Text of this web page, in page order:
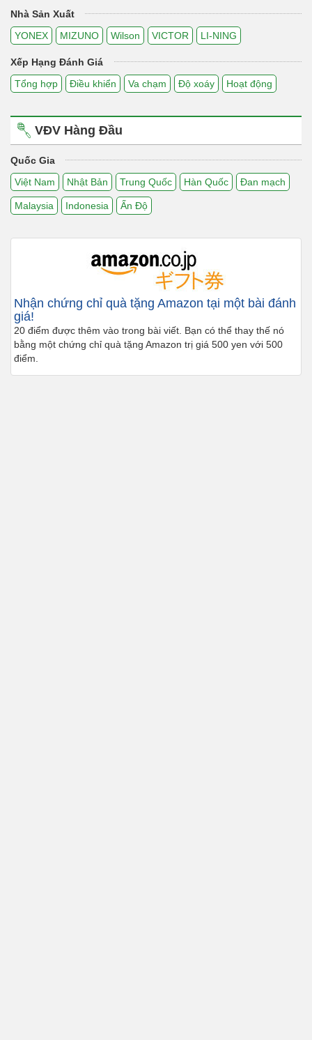
Nhà Sản Xuất
YONEX
MIZUNO Wilson VICTOR LI-NING
Xếp Hạng Đánh Giá
Tổng hợp
Điều khiển Va chạm Độ xoáy Hoạt động
VĐV Hàng Đầu
Quốc Gia
Việt Nam
Nhật Bản Trung Quốc Hàn Quốc Đan mạch
Malaysia Indonesia Ấn Độ
Nhận chứng chỉ quà tặng Amazon tại một bài đánh
giá!
20 điểm được thêm vào trong bài viết. Bạn có thể thay thế nó
bằng một chứng chỉ quà tặng Amazon trị giá 500 yen với 500
điểm.